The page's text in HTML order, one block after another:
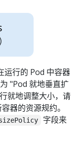
运行的 Pod 中容器
"Pod 就地垂直扩
就地调整大小，请
器的资源规约。
字段来